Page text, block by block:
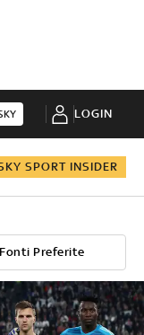
LOGIN
SPORT INSIDER
Fonti Preferite